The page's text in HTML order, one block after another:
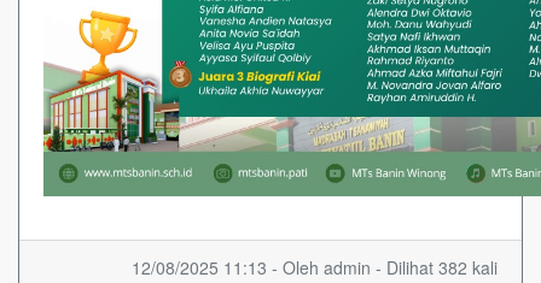
12/08/2025 11:13 - Oleh admin - Dilihat 382 kali